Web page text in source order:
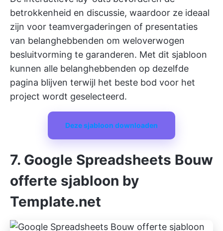
betrokkenheid en discussie, waardoor ze ideaal
zijn voor teamvergaderingen of presentaties
van belanghebbenden om weloverwogen
besluitvorming te garanderen. Met dit sjabloon
kunnen alle belanghebbenden op dezelfde
pagina blijven terwijl het beste bod voor het
project wordt geselecteerd.
Deze sjabloon downloaden
7. Google Spreadsheets Bouw
offerte sjabloon by
Template.net